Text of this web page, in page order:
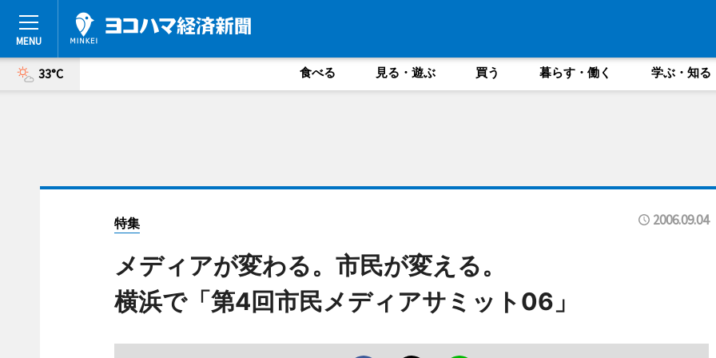
33°C 食べる 見る・遊ぶ 買う 暮らす・働く 学ぶ・知る
特集 2006.09.04
メディアが変わる。市民が変える。
横浜で「第4回市民メディアサミット06」